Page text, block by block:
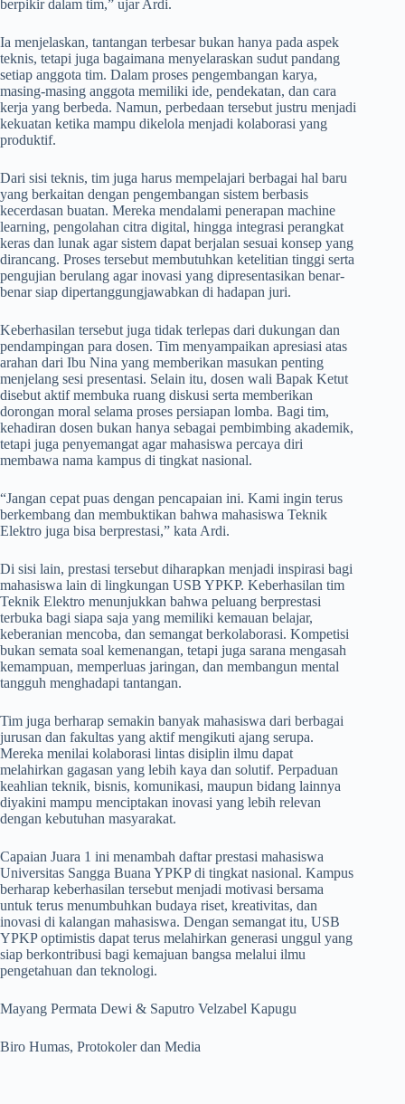
berpikir dalam tim,” ujar Ardi.
Ia menjelaskan, tantangan terbesar bukan hanya pada aspek
teknis, tetapi juga bagaimana menyelaraskan sudut pandang
setiap anggota tim. Dalam proses pengembangan karya,
masing-masing anggota memiliki ide, pendekatan, dan cara
kerja yang berbeda. Namun, perbedaan tersebut justru menjadi
kekuatan ketika mampu dikelola menjadi kolaborasi yang
produktif.
Dari sisi teknis, tim juga harus mempelajari berbagai hal baru
yang berkaitan dengan pengembangan sistem berbasis
kecerdasan buatan. Mereka mendalami penerapan machine
learning, pengolahan citra digital, hingga integrasi perangkat
keras dan lunak agar sistem dapat berjalan sesuai konsep yang
dirancang. Proses tersebut membutuhkan ketelitian tinggi serta
pengujian berulang agar inovasi yang dipresentasikan benar-
benar siap dipertanggungjawabkan di hadapan juri.
Keberhasilan tersebut juga tidak terlepas dari dukungan dan
pendampingan para dosen. Tim menyampaikan apresiasi atas
arahan dari Ibu Nina yang memberikan masukan penting
menjelang sesi presentasi. Selain itu, dosen wali Bapak Ketut
disebut aktif membuka ruang diskusi serta memberikan
dorongan moral selama proses persiapan lomba. Bagi tim,
kehadiran dosen bukan hanya sebagai pembimbing akademik,
tetapi juga penyemangat agar mahasiswa percaya diri
membawa nama kampus di tingkat nasional.
“Jangan cepat puas dengan pencapaian ini. Kami ingin terus
berkembang dan membuktikan bahwa mahasiswa Teknik
Elektro juga bisa berprestasi,” kata Ardi.
Di sisi lain, prestasi tersebut diharapkan menjadi inspirasi bagi
mahasiswa lain di lingkungan USB YPKP. Keberhasilan tim
Teknik Elektro menunjukkan bahwa peluang berprestasi
terbuka bagi siapa saja yang memiliki kemauan belajar,
keberanian mencoba, dan semangat berkolaborasi. Kompetisi
bukan semata soal kemenangan, tetapi juga sarana mengasah
kemampuan, memperluas jaringan, dan membangun mental
tangguh menghadapi tantangan.
Tim juga berharap semakin banyak mahasiswa dari berbagai
jurusan dan fakultas yang aktif mengikuti ajang serupa.
Mereka menilai kolaborasi lintas disiplin ilmu dapat
melahirkan gagasan yang lebih kaya dan solutif. Perpaduan
keahlian teknik, bisnis, komunikasi, maupun bidang lainnya
diyakini mampu menciptakan inovasi yang lebih relevan
dengan kebutuhan masyarakat.
Capaian Juara 1 ini menambah daftar prestasi mahasiswa
Universitas Sangga Buana YPKP di tingkat nasional. Kampus
berharap keberhasilan tersebut menjadi motivasi bersama
untuk terus menumbuhkan budaya riset, kreativitas, dan
inovasi di kalangan mahasiswa. Dengan semangat itu, USB
YPKP optimistis dapat terus melahirkan generasi unggul yang
siap berkontribusi bagi kemajuan bangsa melalui ilmu
pengetahuan dan teknologi.
Mayang Permata Dewi & Saputro Velzabel Kapugu
Biro Humas, Protokoler dan Media